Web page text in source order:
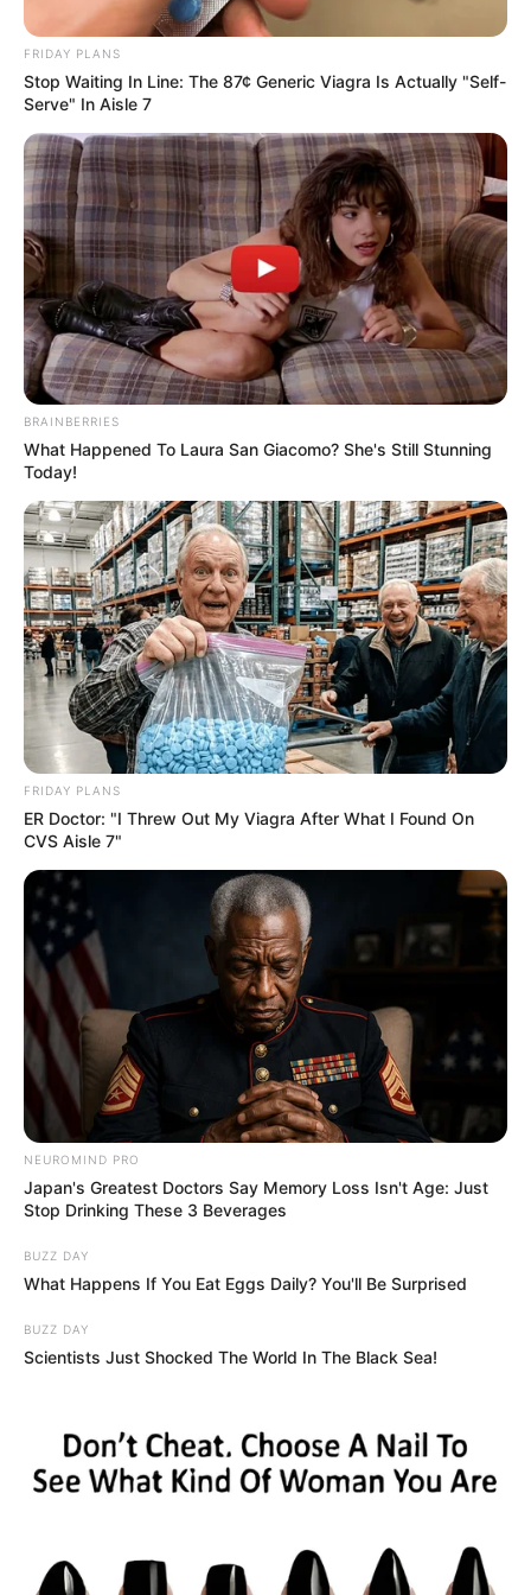
Posted
in
Friss hírek
Orbán Viktor körül szorulhat a
hurok: új szintre lépett az
aranykonvojügy
FRIDAY PLANS
Stop Waiting In Line: The 87¢ Generic Viagra Is Actually "Self-
Serve" In Aisle 7
BRAINBERRIES
What Happened To Laura San Giacomo? She's Still Stunning
Today!
FRIDAY PLANS
ER Doctor: "I Threw Out My Viagra After What I Found On
CVS Aisle 7"
NEUROMIND PRO
Japan's Greatest Doctors Say Memory Loss Isn't Age: Just
Stop Drinking These 3 Beverages
BUZZ DAY
What Happens If You Eat Eggs Daily? You'll Be Surprised
BUZZ DAY
Scientists Just Shocked The World In The Black Sea!